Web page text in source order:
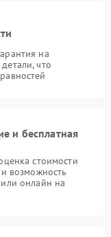
на
что
и бесплатная
стоимости
возможность
онлайн на